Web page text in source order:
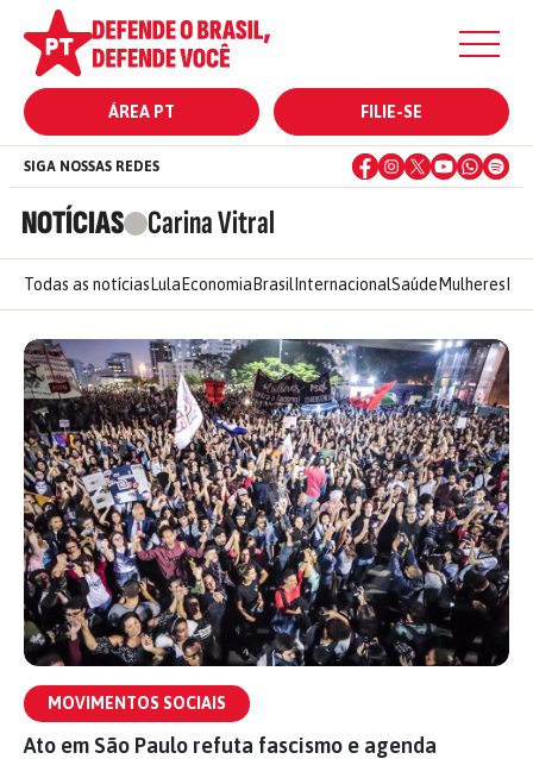
ÁREA PT FILIE-SE
NOTÍCIAS Carina Vitral
SIGA NOSSAS REDES
Todas as notícias Lula Economia Brasil InternacionalSaúde Mulheres
MOVIMENTOS SOCIAIS
Ato em São Paulo refuta fascismo e agenda